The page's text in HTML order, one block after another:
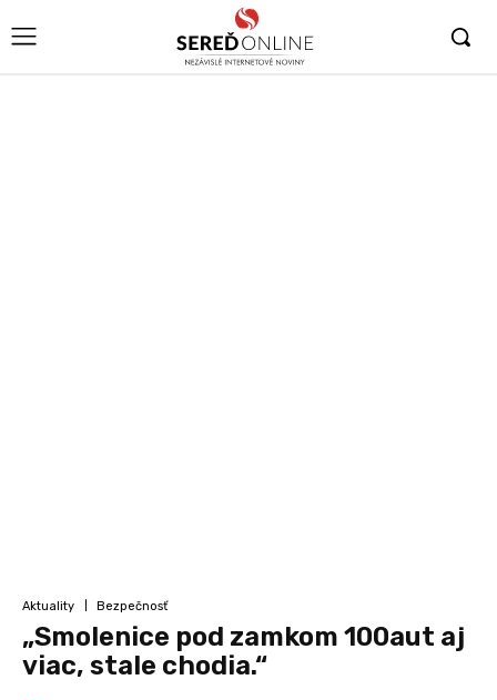
Aktuality Bezpečnosť
„Smolenice pod zamkom 100aut aj
viac, stale chodia.“